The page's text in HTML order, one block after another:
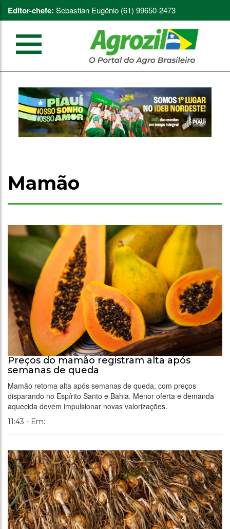
Editor-chefe: Sebastian Eugênio (61) 99650-2473
Mamão
Preços do mamão registram alta após
semanas de queda
Mamão retoma alta após semanas de queda, com preços
disparando no Espírito Santo e Bahia. Menor oferta e demanda
aquecida devem impulsionar novas valorizações.
11:43 - Em: